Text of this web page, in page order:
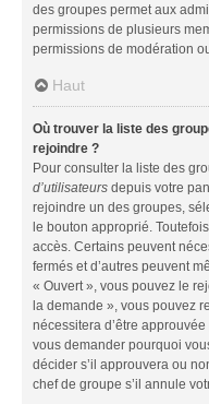
des groupes permet aux
permissions de plusieurs
permissions de modération
Haut
Où trouver la liste des
rejoindre ?
Pour consulter la liste des
d’utilisateurs depuis votre
rejoindre un des groupes,
le bouton approprié.
accès. Certains peuvent
fermés et d’autres peuvent
« Ouvert », vous pouvez le
la demande », vous pouvez
nécessitera d’être
vous demander pourquoi
décider s’il approuvera ou
chef de groupe s’il annule